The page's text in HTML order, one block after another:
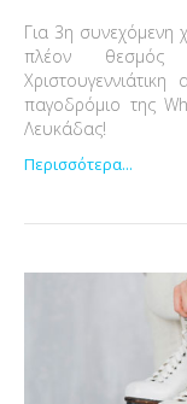
Για 3η συνεχόμενη
πλέον θεσμός
παγοδρόμιο της
Λευκάδας!
Περισσότερα...